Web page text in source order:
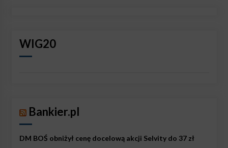
WIG20
Bankier.pl
DM BOŚ obniżył cenę docelową akcji Selvity do 37 zł